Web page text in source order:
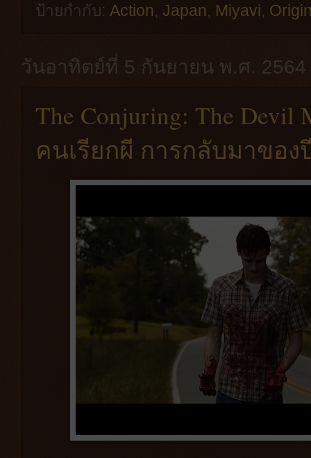
ป้ายกำกับ: Action, Japan, Miyavi,
วันอาทิตย์ที่ 5 กันยายน พ.ศ. 2564
The Conjuring: The Devil
คนเรียกผี การกลับมาของ